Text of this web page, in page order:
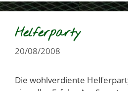
Helferparty
20/08/2008
Die wohlverdiente